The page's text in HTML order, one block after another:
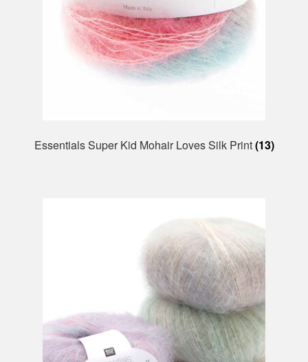
Essentials Super Kid Mohair Loves Silk Print(13)